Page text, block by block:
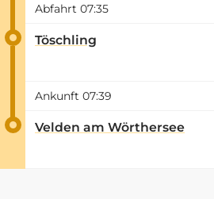
Abfahrt 07:35
Töschling
Ankunft 07:39
Velden am Wörthersee